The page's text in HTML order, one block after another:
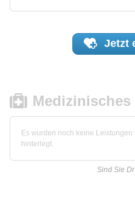
Jetzt
Es wurden noch keine
hinterlegt.
Sind Sie